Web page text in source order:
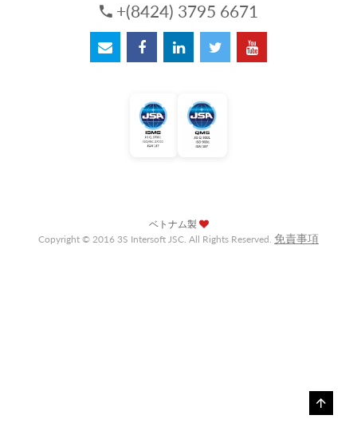
+(8424) 3795 6671
ベトナム製
Copyright © 2016 3S Intersoft JSC. All Rights Reserved. 免責事項